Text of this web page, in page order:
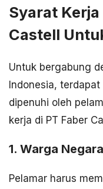
Syarat
Castell
Untuk bergabung
Indonesia,
dipenuhi oleh
kerja di PT Faber
1. Warga
Pelamar harus